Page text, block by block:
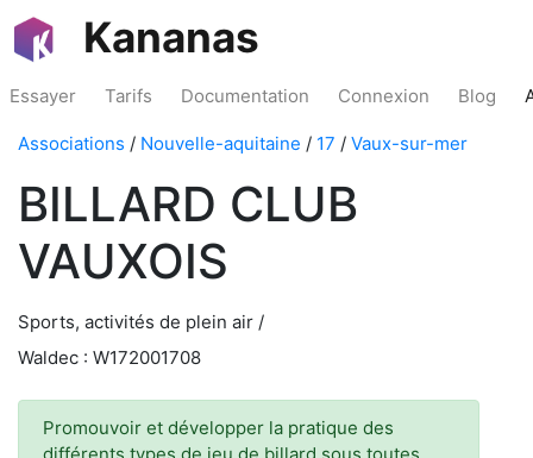
Kananas
Essayer Tarifs Documentation Connexion Blog
Associations / Nouvelle-aquitaine / 17 / Vaux-sur-mer
BILLARD CLUB
VAUXOIS
Sports, activités de plein air /
Waldec : W172001708
Promouvoir et développer la pratique des